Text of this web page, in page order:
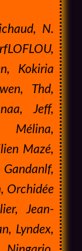
N.
Kokiria
Thd,
Jeff,
Mélina,
Mazé,
Orchidée
Jean-
Lyndex,